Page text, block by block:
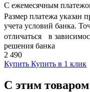
С ежемесячным
Размер платежа указан
учета условий банка.
отличаться в
решения банка
2 490
Купить Купить в 1 клик
С этим